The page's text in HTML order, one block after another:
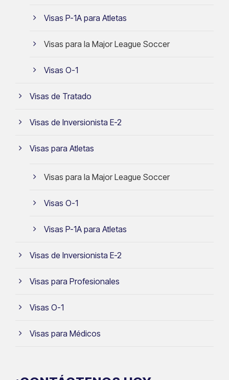
Visas P-1A para Atletas
Visas para la Major League Soccer
Visas O-1
Visas de Tratado
Visas de Inversionista E-2
Visas para Atletas
Visas para la Major League Soccer
Visas O-1
Visas P-1A para Atletas
Visas de Inversionista E-2
Visas para Profesionales
Visas O-1
Visas para Médicos